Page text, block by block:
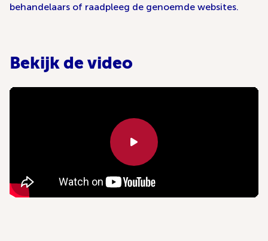
behandelaars of raadpleeg de genoemde websites.
Bekijk de video